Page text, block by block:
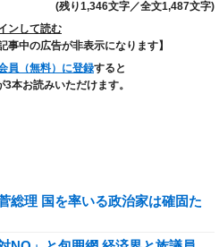
(残り1,346文字／全文1,487文字)
ンして読む
事中の広告が非表示になります】
員（無料）に登録すると
本お読みいただけます。
総理 国を率いる政治家は確固た